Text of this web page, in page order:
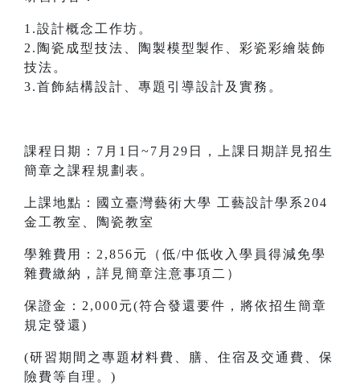
1.設計概念工作坊。
2.陶瓷成型技法、陶製模型製作、彩瓷彩繪裝飾
技法。
3.首飾結構設計、專題引導設計及實務。
課程日期：7月1日~7月29日，上課日期詳見招生
簡章之課程規劃表。
上課地點：國立臺灣藝術大學 工藝設計學系204
金工教室、陶瓷教室
學雜費用：2,856元（低/中低收入學員得減免學
雜費繳納，詳見簡章注意事項二）
保證金：2,000元(符合發還要件，將依招生簡章
規定發還)
(研習期間之專題材料費、膳、住宿及交通費、保
險費等自理。)